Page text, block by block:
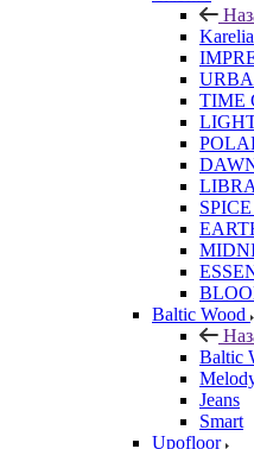
Karelia
TIME
Baltic Wood
Baltic
Jeans
Smart
Upofloor